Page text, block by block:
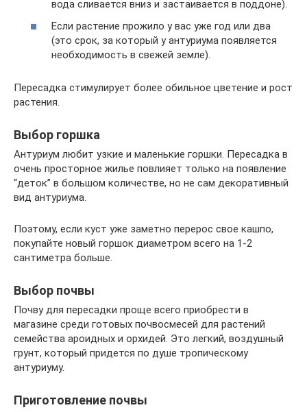
вода сливается вниз и застаивается в поддоне).
Если растение прожило у вас уже год или два
(это срок, за который у антуриума появляется
необходимость в свежей земле).
Пересадка стимулирует более обильное цветение и рост
растения.
Выбор горшка
Антуриум любит узкие и маленькие горшки. Пересадка в
очень просторное жилье повлияет только на появление
“деток” в большом количестве, но не сам декоративный
вид антуриума.
Поэтому, если куст уже заметно перерос свое кашпо,
покупайте новый горшок диаметром всего на 1-2
сантиметра больше.
Выбор почвы
Почву для пересадки проще всего приобрести в
магазине среди готовых почвосмесей для растений
семейства ароидных и орхидей. Это легкий, воздушный
грунт, который придется по душе тропическому
антуриуму.
Приготовление почвы